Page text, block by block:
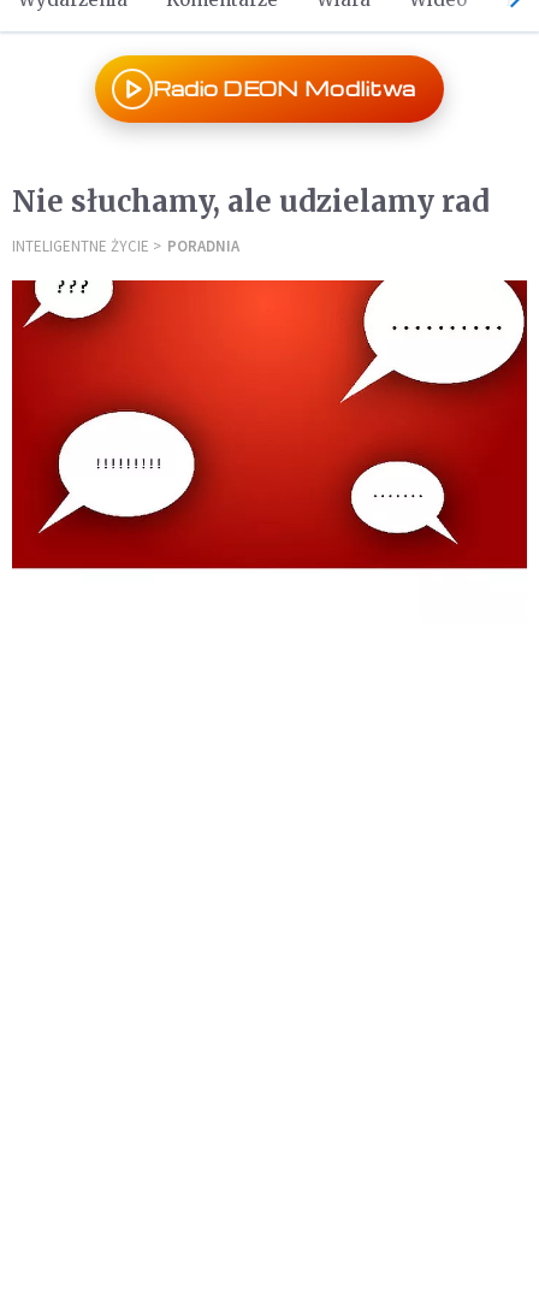
Radio DEON Modlitwa
Nie słuchamy, ale udzielamy rad
INTELIGENTNE ŻYCIE PORADNIA